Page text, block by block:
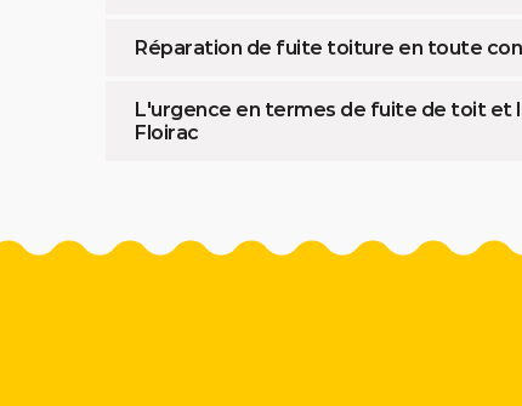
Réparation de fuite toiture en toute
L'urgence en termes de fuite de toit et
Floirac